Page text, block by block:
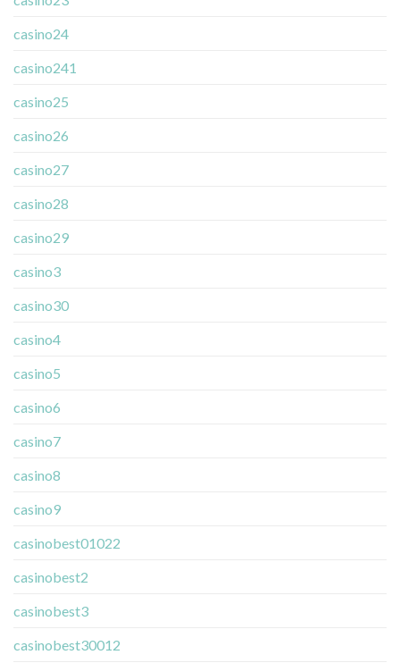
casino24
casino241
casino25
casino26
casino27
casino28
casino29
casino3
casino30
casino4
casino5
casino6
casino7
casino8
casino9
casinobest01022
casinobest2
casinobest3
casinobest30012